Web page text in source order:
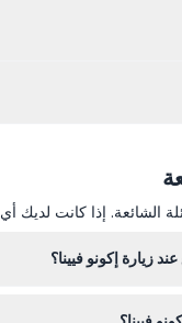
الشائعة. إذا كانت لديك
زيارة إكونو فيينا؟